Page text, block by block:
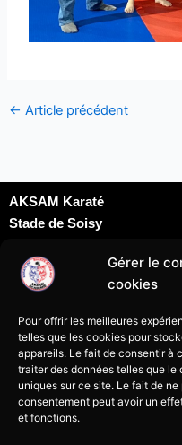
Gérer le
cookies
Pour offrir les meilleures
telles que les cookies pour
appareils. Le fait de consentir à
traiter des données telles que
uniques sur ce site. Le fait de
consentement peut avoir un
et fonctions.
← Article précédent
AKSAM Karaté
Stade de Soisy
Rue du docteur Schweitzer
95230 Soisy sous
07 69 24 09 69